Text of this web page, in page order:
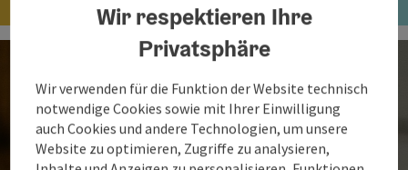
Wir respektieren Ihre
Privatsphäre
Wir verwenden für die Funktion der Website technisch
notwendige Cookies sowie mit Ihrer Einwilligung
auch Cookies und andere Technologien, um unsere
Website zu optimieren, Zugriffe zu analysieren,